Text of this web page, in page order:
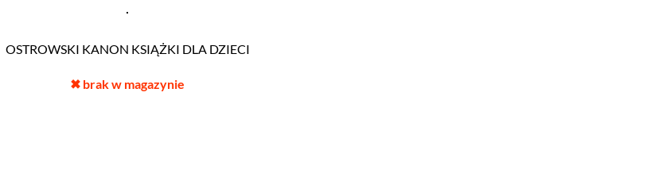
OSTROWSKI KANON KSIĄŻKI DLA DZIECI
✖ brak w magazynie